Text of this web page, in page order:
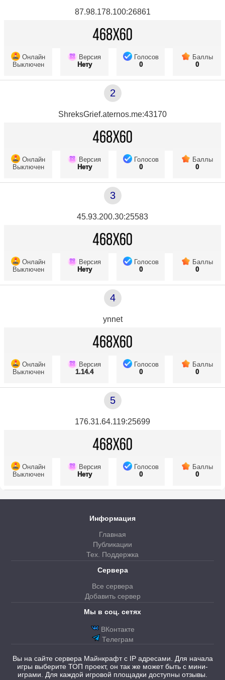
87.98.178.100:26861
Онлайн
Выключен
Версия
Нету
Голосов
0
Баллы
0
2
ShreksGrief.aternos.me:43170
Онлайн
Выключен
Версия
Нету
Голосов
0
Баллы
0
3
45.93.200.30:25583
Онлайн
Выключен
Версия
Нету
Голосов
0
Баллы
0
4
ynnet
Онлайн
Выключен
Версия
1.14.4
Голосов
0
Баллы
0
5
176.31.64.119:25699
Онлайн
Выключен
Версия
Нету
Голосов
0
Баллы
0
Информация
Главная
Публикации
Тех. Поддержка
Сервера
Все сервера
Добавить сервер
Мы в соц. сетях
ВКонтакте
Телеграм
Вы на сайте сервера Майнкрафт с IP адресами. Для начала
игры выберите ТОП проект, он так же может быть с мини-
играми. Для каждой игровой площадки доступны отзывы.